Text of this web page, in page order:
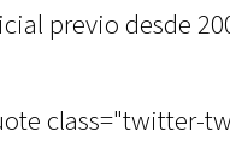
previo desde
class="twitter-